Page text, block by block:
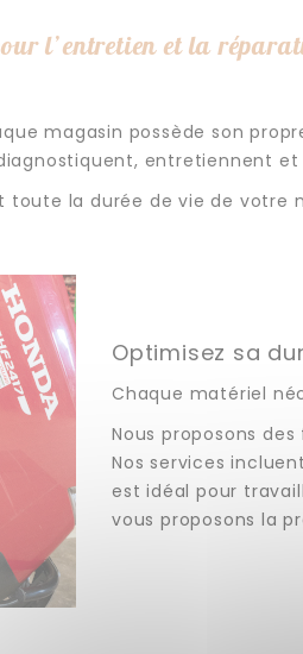
l’entretien et la
magasin possède son
entretiennent
toute la durée de vie de votre
Optimisez sa
Chaque matériel
Nous proposons
Nos services
est idéal pour
vous proposons la